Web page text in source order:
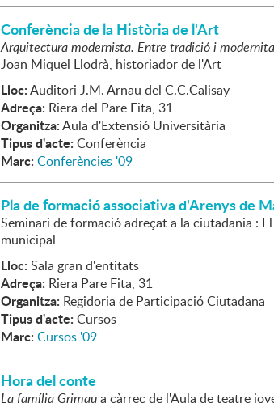
Conferència de la Història de l'Art
Arquitectura modernista. Entre tradició i
Joan Miquel Llodrà, historiador de l'Art
Lloc:Auditori J.M. Arnau del C.C.Calisay
Adreça: Riera del Pare Fita, 31
Organitza:Aula d'Extensió Universitària
Tipus d'acte: Conferència
Marc: Conferències '09
Pla de formació associativa d'Arenys de
Seminari de formació adreçat a la ciutadania :
municipal
Lloc: Sala gran d'entitats
Adreça: Riera Pare Fita, 31
Organitza: Regidoria de Participació Ciutadana
Tipus d'acte: Cursos
Marc: Cursos '09
Hora del conte
La família Grimaua càrrec de l'Aula de teatre